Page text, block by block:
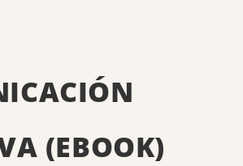
(EBOOK)